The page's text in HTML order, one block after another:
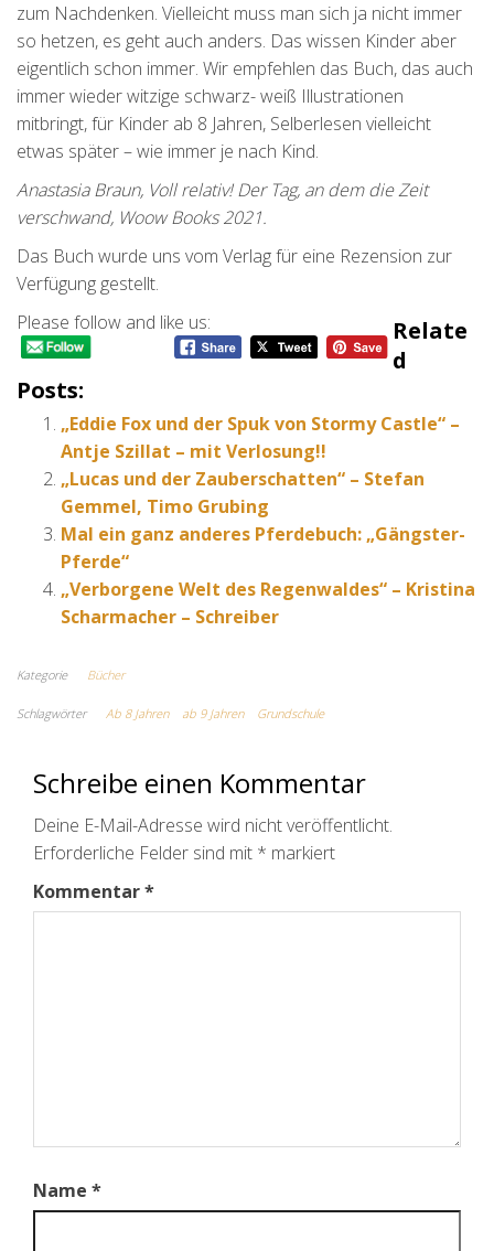
zum Nachdenken. Vielleicht muss man sich ja nicht immer
so hetzen, es geht auch anders. Das wissen Kinder aber
eigentlich schon immer. Wir empfehlen das Buch, das auch
immer wieder witzige schwarz- weiß Illustrationen
mitbringt, für Kinder ab 8 Jahren, Selberlesen vielleicht
etwas später – wie immer je nach Kind.
Anastasia Braun, Voll relativ! Der Tag, an dem die Zeit
verschwand, Woow Books 2021.
Das Buch wurde uns vom Verlag für eine Rezension zur
Verfügung gestellt.
Please follow and like us:
Relate
D
Posts:
„Eddie Fox und der Spuk von Stormy Castle“ –
Antje Szillat – mit Verlosung!!
„Lucas und der Zauberschatten“ – Stefan
Gemmel, Timo Grubing
Mal ein ganz anderes Pferdebuch: „Gängster-
Pferde“
„Verborgene Welt des Regenwaldes“ – Kristina
Scharmacher – Schreiber
Kategorie Bücher
Schlagwörter Ab 8 Jahren ab 9 Jahren Grundschule
Schreibe einen Kommentar
Deine E-Mail-Adresse wird nicht veröffentlicht.
Erforderliche Felder sind mit * markiert
Kommentar*
Name *